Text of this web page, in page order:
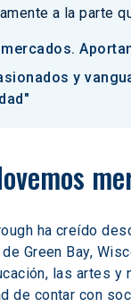
a la parte
y
ha creído
Green Bay,
las artes
de contar con